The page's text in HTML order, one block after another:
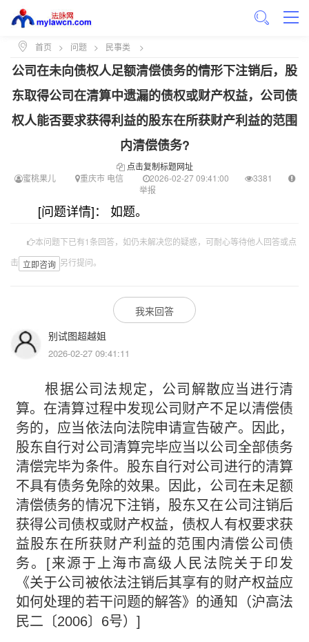
首页 > 问题 > 民事类 >
公司在未向债权人足额清偿债务的情形下注销后，股
东取得公司在清算中遗漏的债权或财产权益，公司债
权人能否要求获得利益的股东在所获财产利益的范围
内清偿债务?
点击复制标题网址
蜜桃果儿
重庆市 电信 2026-02-27 09:41:00
3381
举报
[问题详情]： 如题。
本问题下已有1条回答，如仍未解决您的疑惑，可耐心等待他人回答或点
击 立即咨询 另行提问。
我来回答
别试图超越姐
2026-02-27 09:41:11
根据公司法规定，公司解散应当进行清
算。在清算过程中发现公司财产不足以清偿债
务的，应当依法向法院申请宣告破产。因此，
股东自行对公司清算完毕应当以公司全部债务
清偿完毕为条件。股东自行对公司进行的清算
不具有债务免除的效果。因此，公司在未足额
清偿债务的情况下注销，股东又在公司注销后
获得公司债权或财产权益，债权人有权要求获
益股东在所获财产利益的范围内清偿公司债
务。[来源于上海市高级人民法院关于印发
《关于公司被依法注销后其享有的财产权益应
如何处理的若干问题的解答》的通知（沪高法
民二〔2006〕6号）]